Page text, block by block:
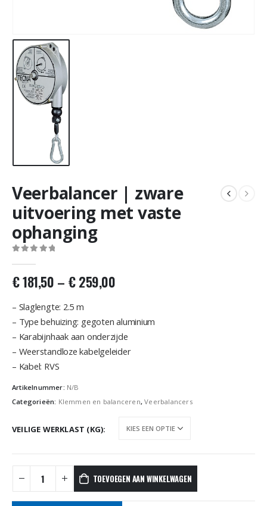
Veerbalancer | zware
uitvoering met vaste
ophanging
€181,50 – €259,00
– Slaglengte: 2.5 m
– Type behuizing: gegoten aluminium
– Karabijnhaak aan onderzijde
– Weerstandloze kabelgeleider
– Kabel: RVS
Artikelnummer: N/B
Categorieën: Klemmen en balanceren,Veerbalancers
VEILIGE WERKLAST (KG)
TOEVOEGEN AAN WINKELWAGEN